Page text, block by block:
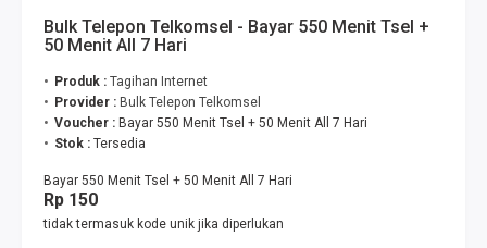
Bulk Telepon Telkomsel - Bayar 550 Menit Tsel +
50 Menit All 7 Hari
Produk : Tagihan Internet
Provider : Bulk Telepon Telkomsel
Voucher : Bayar 550 Menit Tsel + 50 Menit All 7 Hari
Stok : Tersedia
Bayar 550 Menit Tsel + 50 Menit All 7 Hari
Rp 150
tidak termasuk kode unik jika diperlukan